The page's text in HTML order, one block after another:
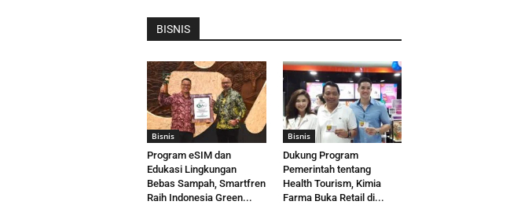
BISNIS
Bisnis
Program eSIM dan
Edukasi Lingkungan
Bebas Sampah, Smartfren
Raih Indonesia Green...
Bisnis
Dukung Program
Pemerintah tentang
Health Tourism, Kimia
Farma Buka Retail di...